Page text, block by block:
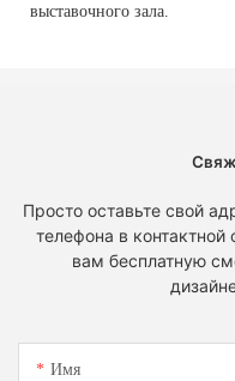
выставочного зала.
Просто оставьте свой
телефона в
вам бесплатную
Имя